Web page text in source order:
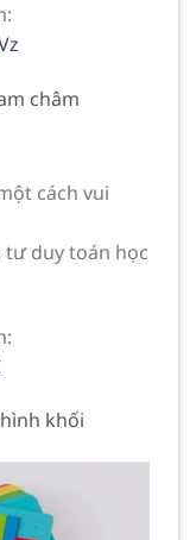
châm
cách vui
duy toán học
khối